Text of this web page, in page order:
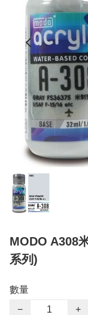
MODO A308
系列)
數量
−
+